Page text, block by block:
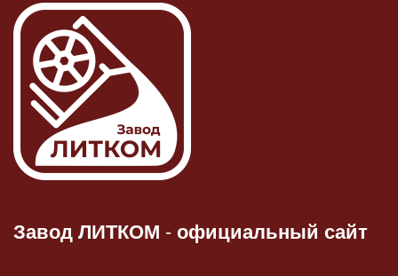
Завод ЛИТКОМ -официальный сайт